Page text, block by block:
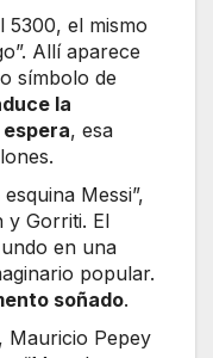
5300, el mismo
Allí aparece
símbolo de
la
, esa
Messi”,
y Gorriti. El
en una
popular.
soñado.
Mauricio Pepey